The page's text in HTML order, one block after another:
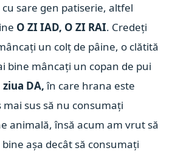
sare gen patiserie, altfel
O ZI IAD, O ZI RAI. Credeți
un colț de pâine, o clătită
bine mâncați un copan de pui
ziua DA,în care hrana este
mai sus să nu consumați
animală, însă acum am vrut să
așa decât să consumați